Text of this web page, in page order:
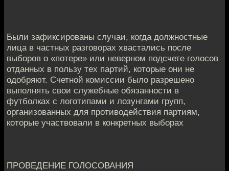
Были зафиксированы случаи, когда должностные
лица в частных разговорах хвастались после
выборов о «потере» или неверном подсчете голосов
отданных в пользу тех партий, которые они не
одобряют. Счетной комиссии было разрешено
выполнять свои служебные обязанности в
футболках с логотипами и лозунгами групп,
организованных для противодействия партиям,
которые участвовали в конкретных выборах
ПРОВЕДЕНИЕ ГОЛОСОВАНИЯ